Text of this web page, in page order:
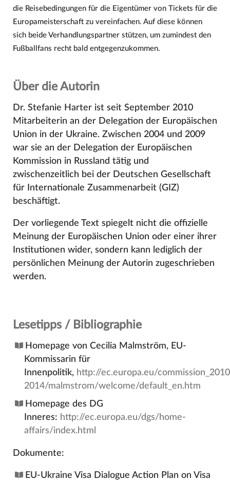
die Reisebedingungen für die Eigentümer von Tickets für die
Europameisterschaft zu vereinfachen. Auf diese können
sich beide Verhandlungspartner stützen, um zumindest den
Fußballfans recht bald entgegenzukommen.
Über die Autorin
Dr. Stefanie Harter ist seit September 2010
Mitarbeiterin an der Delegation der Europäischen
Union in der Ukraine. Zwischen 2004 und 2009
war sie an der Delegation der Europäischen
Kommission in Russland tätig und
zwischenzeitlich bei der Deutschen Gesellschaft
für Internationale Zusammenarbeit (GIZ)
beschäftigt.
Der vorliegende Text spiegelt nicht die offizielle
Meinung der Europäischen Union oder einer ihrer
Institutionen wider, sondern kann lediglich der
persönlichen Meinung der Autorin zugeschrieben
werden.
Lesetipps / Bibliographie
Homepage von Cecilia Malmström, EU-
Kommissarin für
Innenpolitik, http://ec.europa.eu/
2014/malmstrom/welcome/default_en.htm
Homepage des DG
Inneres: http://ec.europa.eu/dgs/home-
affairs/index.html
Dokumente:
EU-Ukraine Visa Dialogue Action Plan on Visa